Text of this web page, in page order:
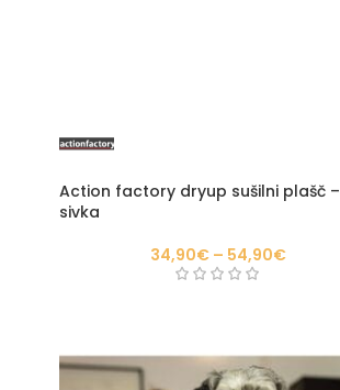
Action factory dryup sušilni plašč –
sivka
34,90€ – 54,90€